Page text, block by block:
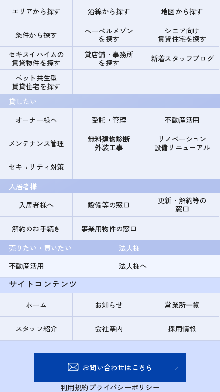
エリアから探す
沿線から探す 地図から探す
条件から探す
ヘーベルメゾン
を探す
シニア向け
賃貸住宅を探す
セキスイハイムの
賃貸物件を探す
貸店舗・事務所
を探す
新着スタッフブログ
ペット共生型
賃貸住宅を探す
貸したい
オーナー様へ
受託・管理 不動産活用
メンテナンス管理
無料建物診断
外装工事
リノベーション
設備リニューアル
セキュリティ対策
入居者様
入居者様へ
設備等の窓口
更新・解約等の
窓口
解約のお手続き
事業用物件の窓口
売りたい・買いたい
不動産活用
法人様
法人様へ
サイトコンテンツ
ホーム お知らせ 営業所一覧
スタッフ紹介 会社案内 採用情報
お問い合わせはこちら
利用規約プライバシーポリシー